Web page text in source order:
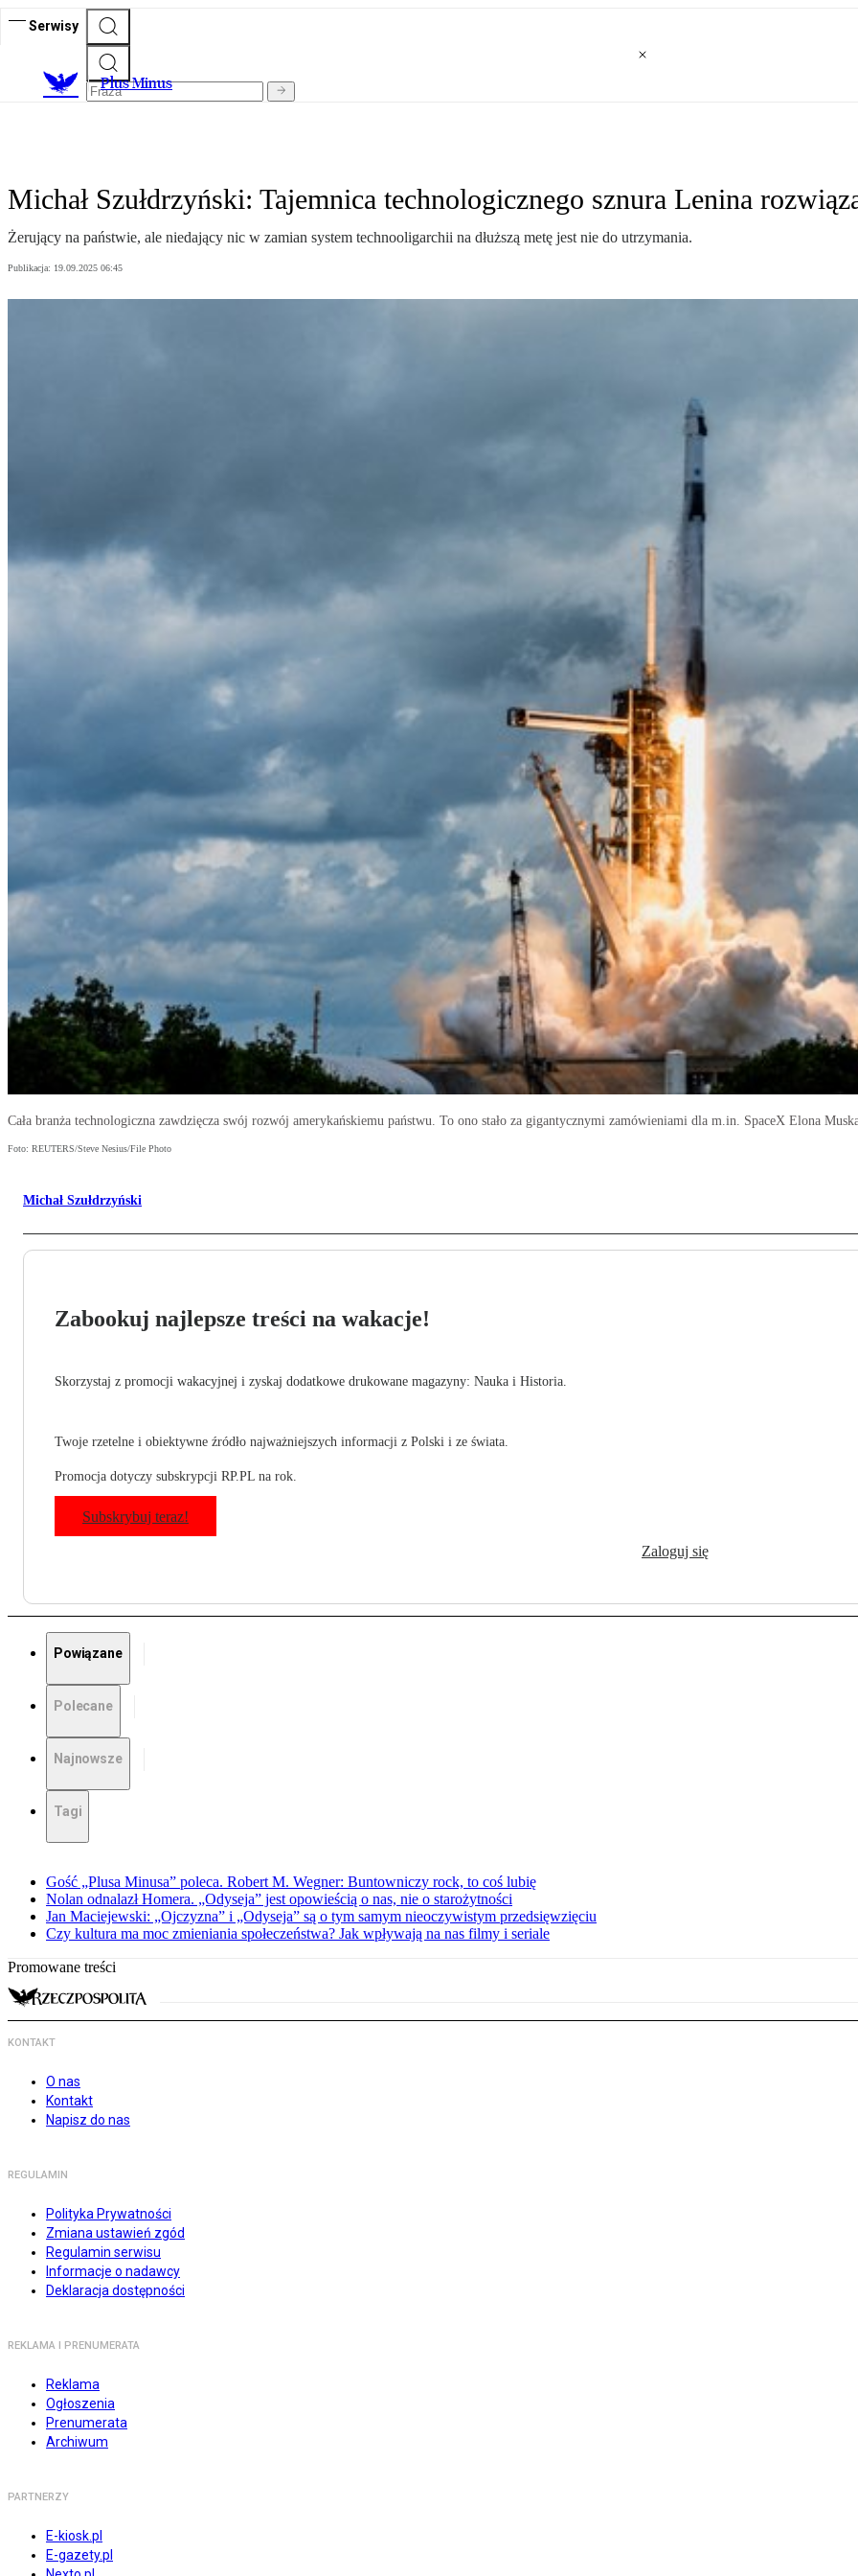
Serwisy
Plus Minus
Michał Szułdrzyński: Tajemnica technologicznego sznura Lenina
Żerujący na państwie, ale niedający nic w zamian system technooligarchii na dłuższą metę jest nie do utrzymania.
Publikacja: 19.09.2025 06:45
Cała branża technologiczna zawdzięcza swój rozwój amerykańskiemu państwu. To ono stało za gigantycznymi zamówieniami dla m.in. SpaceX Elona
Foto: REUTERS/Steve Nesius/File Photo
Michał Szułdrzyński
Zabookuj najlepsze treści na wakacje!
Skorzystaj z promocji wakacyjnej i zyskaj dodatkowe drukowane magazyny: Nauka i Historia.
Twoje rzetelne i obiektywne źródło najważniejszych informacji z Polski i ze świata.
Promocja dotyczy subskrypcji RP.PL na rok.
Subskrybuj teraz!
Zaloguj się
Powiązane
Polecane
Najnowsze
Tagi
Gość „Plusa Minusa” poleca. Robert M. Wegner: Buntowniczy rock, to coś lubię
Nolan odnalazł Homera. „Odyseja” jest opowieścią o nas, nie o starożytności
Jan Maciejewski: „Ojczyzna” i „Odyseja” są o tym samym nieoczywistym przedsięwzięciu
Czy kultura ma moc zmieniania społeczeństwa? Jak wpływają na nas filmy i seriale
Promowane treści
KONTAKT
O nas
Kontakt
Napisz do nas
REGULAMIN
Polityka Prywatności
Zmiana ustawień zgód
Regulamin serwisu
Informacje o nadawcy
Deklaracja dostępności
REKLAMA I PRENUMERATA
Reklama
Ogłoszenia
Prenumerata
Archiwum
PARTNERZY
E-kiosk.pl
E-gazety.pl